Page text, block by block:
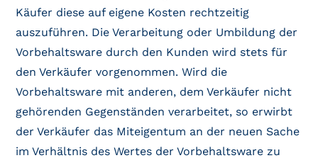
Käufer diese auf eigene Kosten rechtzeitig
auszuführen. Die Verarbeitung oder Umbildung der
Vorbehaltsware durch den Kunden wird stets für
den Verkäufer vorgenommen. Wird die
Vorbehaltsware mit anderen, dem Verkäufer nicht
gehörenden Gegenständen verarbeitet, so erwirbt
der Verkäufer das Miteigentum an der neuen Sache
im Verhältnis des Wertes der Vorbehaltsware zu